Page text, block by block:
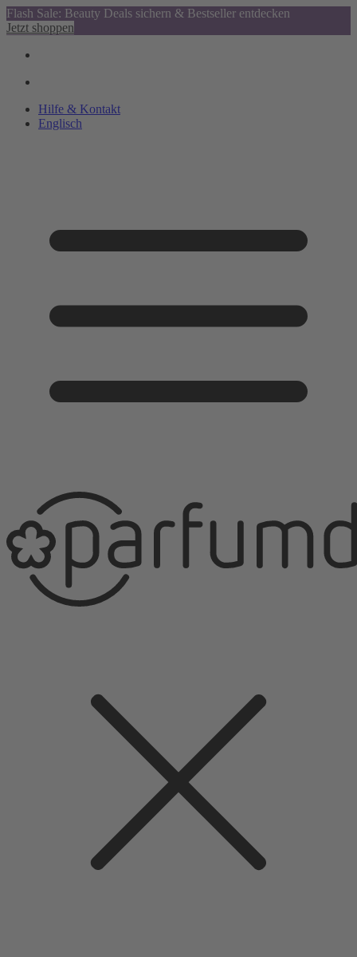
Flash Sale: Beauty Deals sichern & Bestseller entdecken
Jetzt shoppen
Hilfe & Kontakt
Englisch